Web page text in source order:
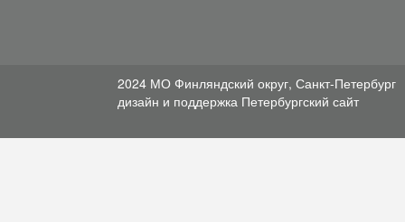
2024 МО Финляндский округ, Санкт-Петербург
дизайн и поддержка Петербургский сайт